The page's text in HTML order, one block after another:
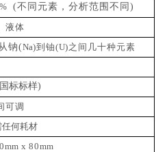
(不同元素，分析范围不同)
液体
钠(Na)到铀(U)之间几十种元素
标标样)
可调
何耗材
mm x 80mm